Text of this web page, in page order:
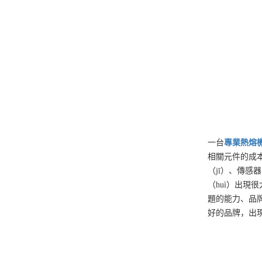
一台專業熱熔
相關元件的成
（jī）、傳感
（huì）出現
題的能力、品
好的品牌，出